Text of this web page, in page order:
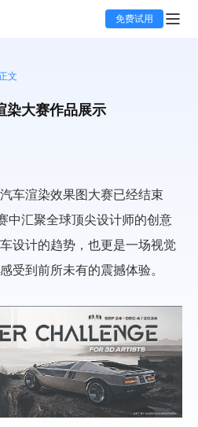
免费试用
文
染大赛作品展示
车渲染效果图大赛已经结束
中汇聚全球顶尖设计师的创意
设计的趋势，也更是一场视觉
受到前所未有的震撼体验。